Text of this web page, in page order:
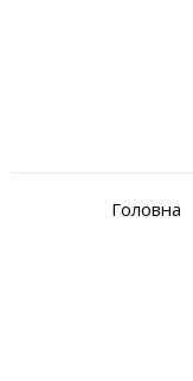
Головна